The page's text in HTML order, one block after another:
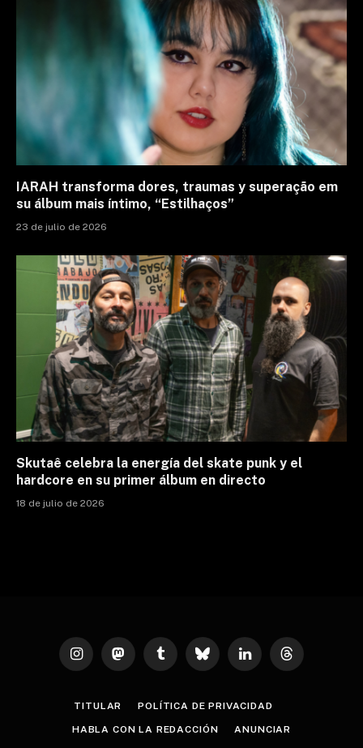
IARAH transforma dores, traumas y superação em
su álbum mais íntimo, “Estilhaços”
23 de julio de 2026
Skutaê celebra la energía del skate punk y el
hardcore en su primer álbum en directo
18 de julio de 2026
InstagramMastodonTumblr Bluesky LinkedInThreads
TITULAR POLÍTICA DE PRIVACIDAD
HABLA CON LA REDACCIÓN ANUNCIAR